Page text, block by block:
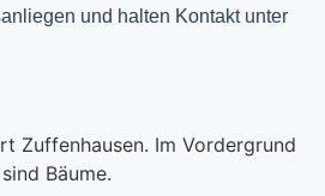
und halten Kontakt unter